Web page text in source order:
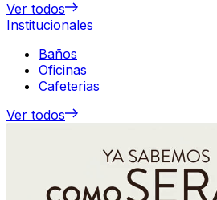
Ver todos
Institucionales
Baños
Oficinas
Cafeterias
Ver todos